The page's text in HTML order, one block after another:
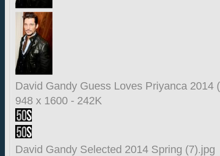
David Gandy Guess Loves Priyanca 2014
948 x 1600 - 242K
David Gandy Selected 2014 Spring (7).jpg